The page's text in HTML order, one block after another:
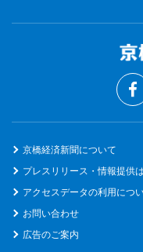
京橋経済新聞について
プレスリリース・情報提供
アクセスデータの利用につ
お問い合わせ
広告のご案内